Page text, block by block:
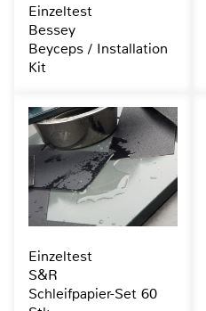
Einzeltest
Bessey
Beyceps / Installation
Kit
Einzeltest
S&R
Schleifpapier-Set 60